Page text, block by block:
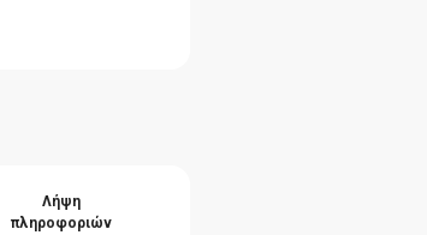
Λήψη
πληροφοριών